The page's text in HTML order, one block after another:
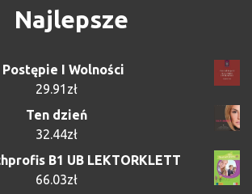
Najlepsze
Postępie I Wolności
29.91 zł
Ten dzień
32.44zł
B1 UB LEKTORKLETT
66.03zł